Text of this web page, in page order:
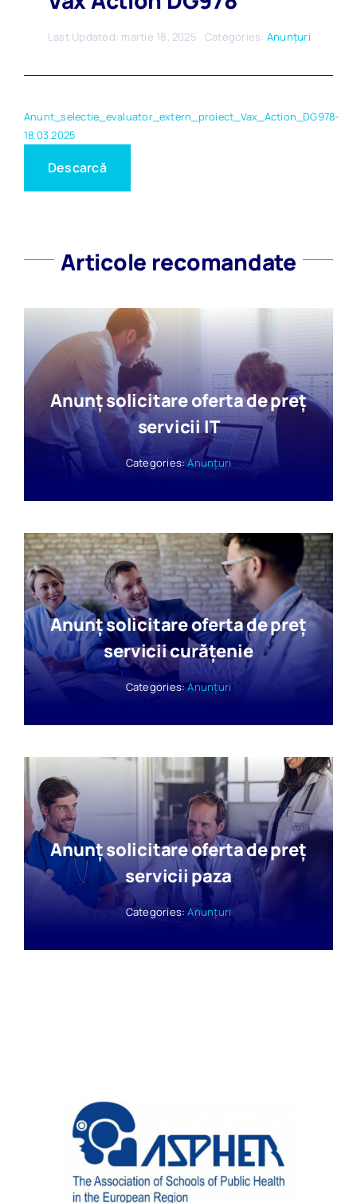
Last Updated: martie 18, 2025 Categories: Anunțuri
Anunt_selectie_evaluator_extern_proiect_Vax_Action_DG978-
18.03.2025
Descarcă
Articole recomandate
Anunț solicitare oferta de preț
servicii IT
Categories:Anunțuri
Anunț solicitare oferta de preț
servicii curățenie
Categories:Anunțuri
Anunț solicitare oferta de preț
servicii paza
Categories:Anunțuri